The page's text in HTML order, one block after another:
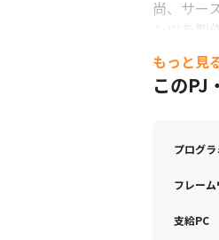
尚、サー
ンツを
もっと見
このPJ
プログ
フレー
支給PC